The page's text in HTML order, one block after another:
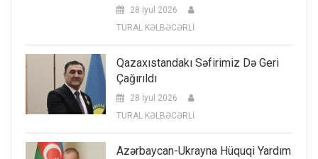
28 İyul 2026
TURAL KƏLBƏCƏRLİ
Qazaxıstandakı Səfirimiz Də Geri
Çağırıldı
28 İyul 2026
TURAL KƏLBƏCƏRLİ
Azərbaycan-Ukrayna Hüquqi Yardım